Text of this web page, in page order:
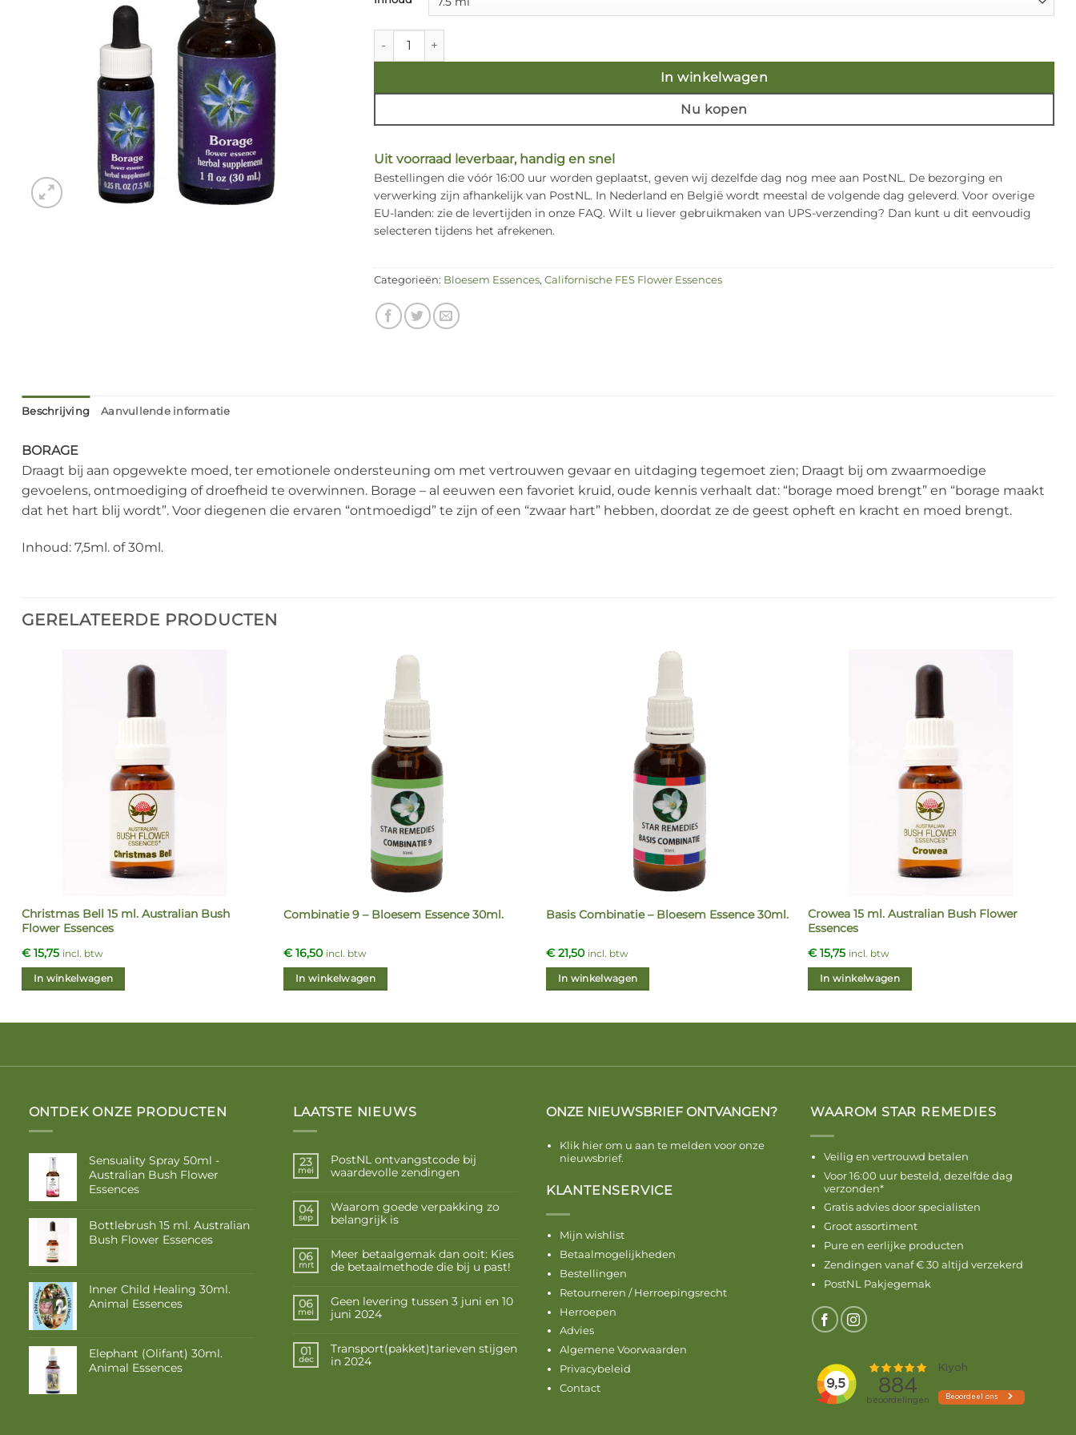
€ 17,50
Borage - Californische FES Flower Essences aantal
In winkelwagen
Nu kopen
Uit voorraad leverbaar, handig en snel
Bestellingen die vóór 16:00 uur worden geplaatst, geven wij dezelfde dag nog mee aan PostNL. De bezorging en
verwerking zijn afhankelijk van PostNL. In Nederland en België wordt meestal de volgende dag geleverd. Voor overige
EU-landen: zie de levertijden in onze FAQ. Wilt u liever gebruikmaken van UPS-verzending? Dan kunt u dit eenvoudig
selecteren tijdens het afrekenen.
Categorieën: Bloesem Essences, Californische FES Flower Essences
Beschrijving Aanvullende informatie
BORAGE
Draagt bij aan opgewekte moed, ter emotionele ondersteuning om met vertrouwen gevaar en uitdaging tegemoet zien; Draagt bij om zwaarmoedige
gevoelens, ontmoediging of droefheid te overwinnen. Borage – al eeuwen een favoriet kruid, oude kennis verhaalt dat: “borage moed brengt” en “borage maakt
dat het hart blij wordt”. Voor diegenen die ervaren “ontmoedigd” te zijn of een “zwaar hart” hebben, doordat ze de geest opheft en kracht en moed brengt.
Inhoud: 7,5ml. of 30ml.
GERELATEERDE PRODUCTEN
Christmas Bell 15 ml. Australian Bush
Flower Essences
€15,75 incl. btw
In winkelwagen
Combinatie 9 – Bloesem Essence 30ml.
€16,50 incl. btw
In winkelwagen
Basis Combinatie – Bloesem Essence 30ml.
€21,50 incl. btw
In winkelwagen
Crowea 15 ml. Australian Bush Flower
Essences
€15,75 incl. btw
In winkelwagen
ONTDEK ONZE PRODUCTEN
Sensuality Spray 50ml -
Australian Bush Flower
Essences
Bottlebrush 15 ml. Australian
Bush Flower Essences
Inner Child Healing 30ml.
Animal Essences
Elephant (Olifant) 30ml.
Animal Essences
LAATSTE NIEUWS
23
mei
PostNL ontvangstcode bij
waardevolle zendingen
04
sep
Waarom goede verpakking zo
belangrijk is
06
mrt
Meer betaalgemak dan ooit: Kies
de betaalmethode die bij u past!
06
mei
Geen levering tussen 3 juni en 10
juni 2024
01
dec
Transport(pakket)tarieven stijgen
in 2024
ONZE NIEUWSBRIEF ONTVANGEN?
Klik hier om u aan te melden voor onze
nieuwsbrief.
KLANTENSERVICE
Mijn wishlist
Betaalmogelijkheden
Bestellingen
Retourneren / Herroepingsrecht
Herroepen
Advies
Algemene Voorwaarden
Privacybeleid
Contact
WAAROM STAR REMEDIES
Veilig en vertrouwd betalen
Voor 16:00 uur besteld, dezelfde dag
verzonden*
Gratis advies door specialisten
Groot assortiment
Pure en eerlijke producten
Zendingen vanaf € 30 altijd verzekerd
PostNL Pakjegemak